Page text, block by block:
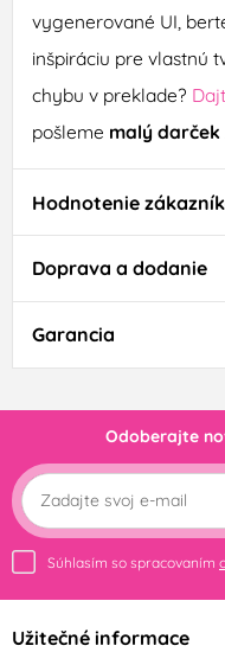
vygenerované UI,
inšpiráciu pre vlastnú
chybu v preklade?
pošleme malý darček
Hodnotenie
Doprava a dodanie
Garancia
Odoberajte
Súhlasím so spracovaním
Užitečné informace